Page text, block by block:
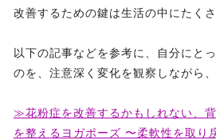
改善するための鍵は生活の中にたく
以下の記事などを参考に、自分にと
のを、注意深く変化を観察しながら
≫花粉症を改善するかもしれない、
を整えるヨガポーズ 〜柔軟性を取り